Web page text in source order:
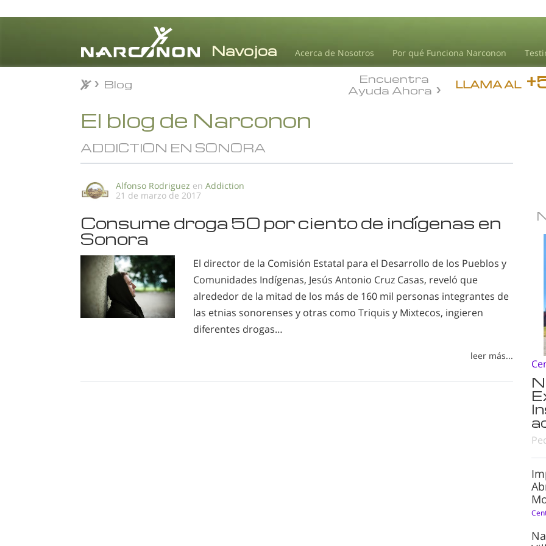
Acerca de Nosotros Por qué Funciona Narconon
LLAMA AL
Encuentra
Ayuda Ahora
Blog
El blog de Narconon
ADDICTION EN SONORA
Alfonso Rodriguez en Addiction
21 de marzo de 2017
Consume droga 50 por ciento de indígenas en
Sonora
El director de la Comisión Estatal para el Desarrollo de los Pueblos y
Comunidades Indígenas, Jesús Antonio Cruz Casas, reveló que
alrededor de la mitad de los más de 160 mil personas integrantes de
las etnias sonorenses y otras como Triquis y Mixtecos, ingieren
diferentes drogas…
leer más...
Blog